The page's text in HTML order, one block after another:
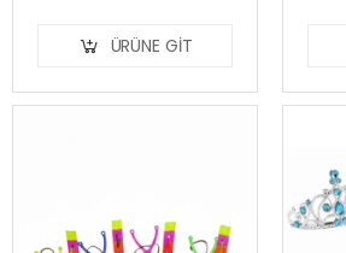
ÜRÜNE GIT